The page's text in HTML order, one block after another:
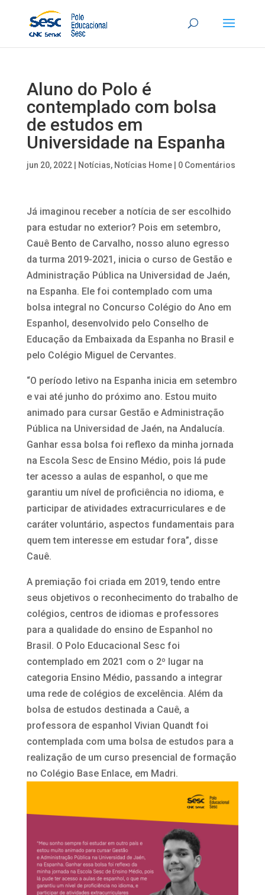
Aluno do Polo é
contemplado com bolsa
de estudos em
Universidade na Espanha
jun 20, 2022| Notícias, Notícias Home| 0 Comentários
Já imaginou receber a notícia de ser escolhido
para estudar no exterior? Pois em setembro,
Cauê Bento de Carvalho, nosso aluno egresso
da turma 2019-2021, inicia o curso de Gestão e
Administração Pública na Universidad de Jaén,
na Espanha. Ele foi contemplado com uma
bolsa integral no Concurso Colégio do Ano em
Espanhol, desenvolvido pelo Conselho de
Educação da Embaixada da Espanha no Brasil e
pelo Colégio Miguel de Cervantes.
“O período letivo na Espanha inicia em setembro
e vai até junho do próximo ano. Estou muito
animado para cursar Gestão e Administração
Pública na Universidad de Jaén, na Andalucía.
Ganhar essa bolsa foi reflexo da minha jornada
na Escola Sesc de Ensino Médio, pois lá pude
ter acesso a aulas de espanhol, o que me
garantiu um nível de proficiência no idioma, e
participar de atividades extracurriculares e de
caráter voluntário, aspectos fundamentais para
quem tem interesse em estudar fora”, disse
Cauê.
A premiação foi criada em 2019, tendo entre
seus objetivos o reconhecimento do trabalho de
colégios, centros de idiomas e professores
para a qualidade do ensino de Espanhol no
Brasil. O Polo Educacional Sesc foi
contemplado em 2021 com o 2º lugar na
categoria Ensino Médio, passando a integrar
uma rede de colégios de excelência. Além da
bolsa de estudos destinada a Cauê, a
professora de espanhol Vivian Quandt foi
contemplada com uma bolsa de estudos para a
realização de um curso presencial de formação
no Colégio Base Enlace, em Madri.